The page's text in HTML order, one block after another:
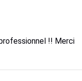
!! Merci